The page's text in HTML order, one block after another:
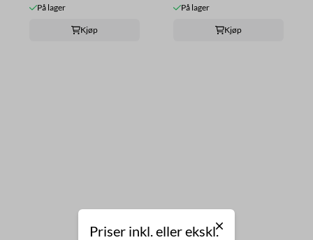
På lager
Kjøp
På lager
Kjøp
Priser inkl. eller ekskl.